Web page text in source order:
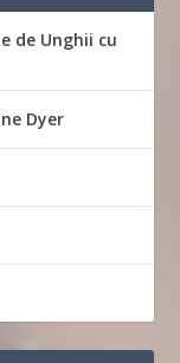
de Unghii cu
Dyer